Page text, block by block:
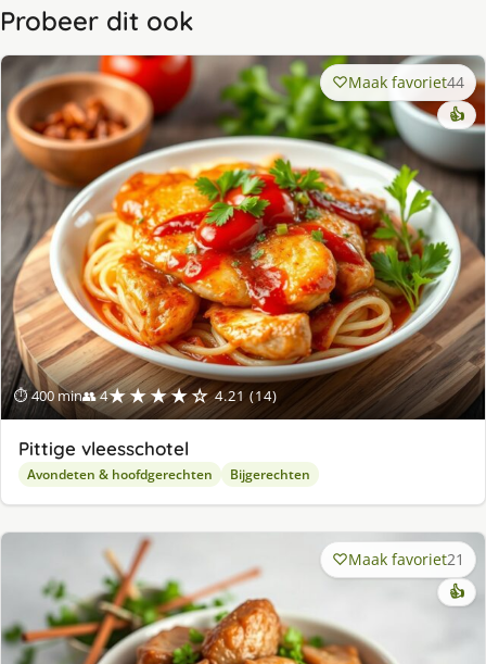
Probeer dit ook
⏱ 400 min👥 4★★★★☆ 4.21 (14)
Maak favoriet44
👍
Pittige vleesschotel
Avondeten & hoofdgerechten Bijgerechten
Maak favoriet21
👍